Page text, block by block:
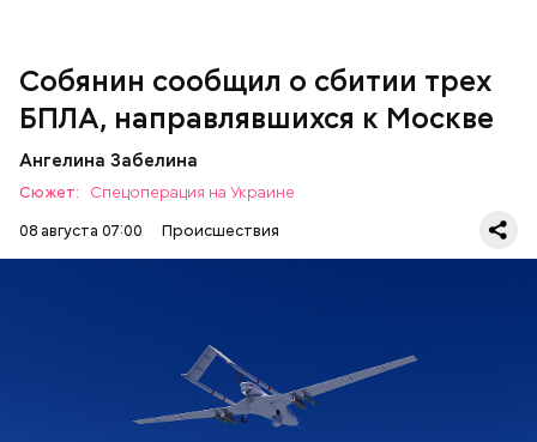
Собянин сообщил о сбитии трех
БПЛА, направлявшихся к Москве
Ангелина Забелина
Сюжет:
Спецоперация на Украине
08 августа 07:00
Происшествия
ПВО за день 7 августа
ликвидировала 75
украинской армии над
территорией России.